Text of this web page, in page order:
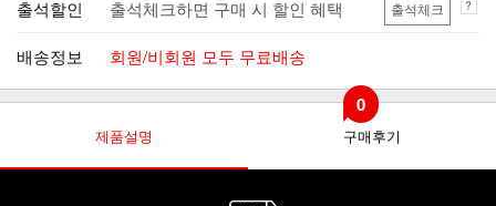
출석할인 출석체크하면 구매 시 할인 혜택 출석체크
배송정보 회원/비회원 모두 무료배송
제품설명 구매후기
0